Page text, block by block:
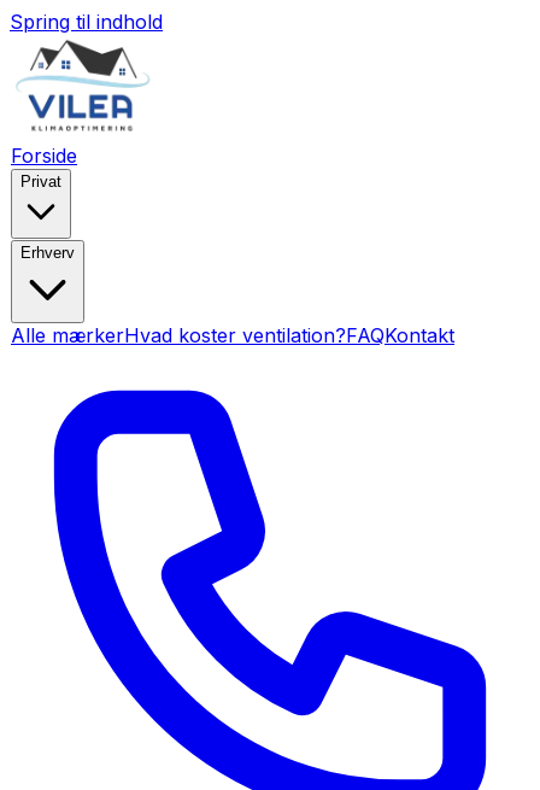
Spring til indhold
Forside
Privat
Erhverv
Alle mærkerHvad koster ventilation?FAQKontakt